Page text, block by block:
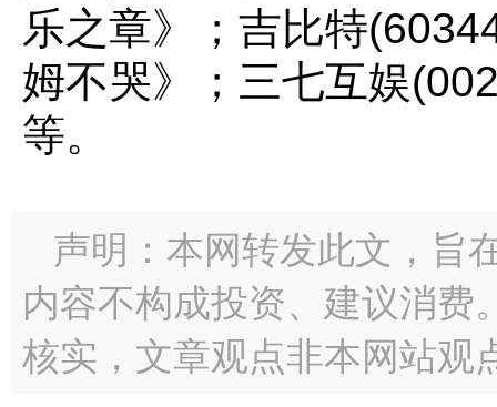
乐之章》；吉比特
姆不哭》；三七互娱
等。
声明：本网转发此文，旨
内容不构成投资、建议消费
核实，文章观点非本网站观